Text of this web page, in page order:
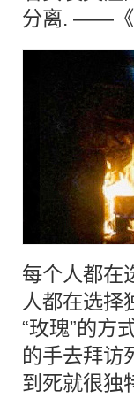
分离. ——《
每个人都在
人都在选择
“玫瑰”的方
的手去拜访
到死就很独